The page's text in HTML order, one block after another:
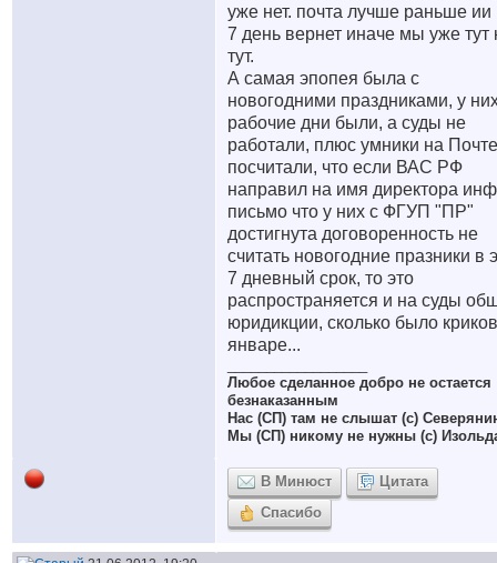
уже нет. почта лучше раньше ии
7 день вернет иначе мы уже тут
тут.
А самая эпопея была с
новогодними праздниками, у
рабочие дни были, а суды не
работали, плюс умники на Почте
посчитали, что если ВАС РФ
направил на имя директора
письмо что у них с ФГУП "ПР"
достигнута договоренность не
считать новогодние празники в
7 дневный срок, то это
распространяется и на суды
юридикции, сколько было
январе...
Любое сделанное добро не остается
безнаказанным
Нас (СП) там не слышат (с)
Мы (СП) никому не нужны (с)
В Минюст
Цитата
Спасибо